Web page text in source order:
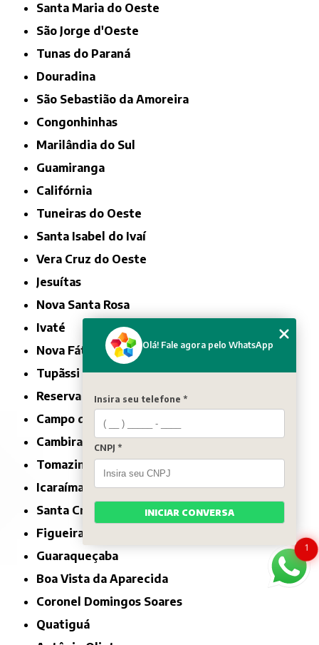
Santa Maria do Oeste
São Jorge d'Oeste
Tunas do Paraná
Douradina
São Sebastião da Amoreira
Congonhinhas
Marilândia do Sul
Guamiranga
Califórnia
Tuneiras do Oeste
Santa Isabel do Ivaí
Vera Cruz do Oeste
Jesuítas
Nova Santa Rosa
Ivaté
Nova Fátima
Tupãssi
Reserva do Iguaçu
Campo do Tenente
Cambira
Tomazina
Icaraíma
Santa Cruz de Monte Castelo
Figueira
Guaraqueçaba
Boa Vista da Aparecida
Coronel Domingos Soares
Quatiguá
1
Olá! Fale agora pelo WhatsApp
Insira seu telefone *
CNPJ *
INICIAR CONVERSA